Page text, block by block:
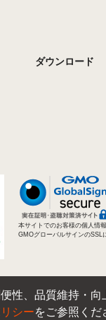
ダウンロード
本サイトでのお客様の個人情
GMOグローバルサインのSSL
性、品質維持・
シーをご参照くだ